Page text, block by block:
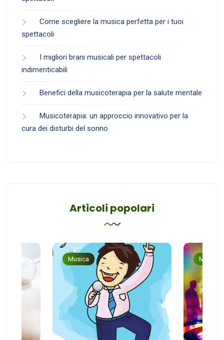
Come scegliere la musica perfetta per i tuoi
spettacoli
I migliori brani musicali per spettacoli
indimenticabili
Benefici della musicoterapia per la salute mentale
Musicoterapia: un approccio innovativo per la
cura dei disturbi del sonno
Articoli popolari
Musica Musica